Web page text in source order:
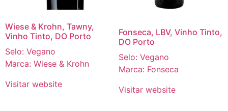
Wiese & Krohn, Tawny,
Vinho Tinto, DO Porto
Selo: Vegano
Marca: Wiese & Krohn
Visitar website
Fonseca, LBV, Vinho Tinto,
DO Porto
Selo: Vegano
Marca: Fonseca
Visitar website